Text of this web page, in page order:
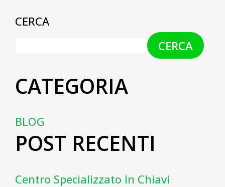
CERCA
CERCA
CATEGORIA
BLOG
POST RECENTI
Centro Specializzato In Chiavi